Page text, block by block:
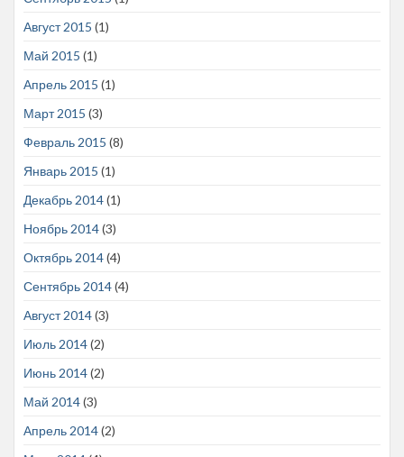
Август 2015 (1)
Май 2015 (1)
Апрель 2015 (1)
Март 2015 (3)
Февраль 2015 (8)
Январь 2015 (1)
Декабрь 2014(1)
Ноябрь 2014(3)
Октябрь 2014(4)
Сентябрь 2014(4)
Август 2014(3)
Июль 2014(2)
Июнь 2014(2)
Май 2014(3)
Апрель 2014(2)